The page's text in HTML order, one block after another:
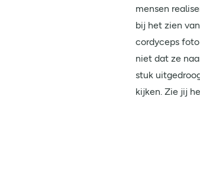
mensen
bij het zien
cordyceps
niet dat ze
stuk
kijken. Zie jij